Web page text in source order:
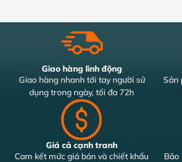
Giao hàng linh động
Giao hàng nhanh tới tay người sử
dụng trong ngày, tối đa 72h
Sản
Giá cả cạnh tranh
Cam kết mức giá bán và chiết khấu
Bảo